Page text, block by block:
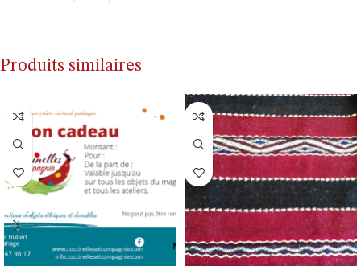
Produits similaires